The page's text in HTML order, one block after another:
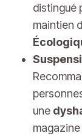
distingué
maintien
une
magazine